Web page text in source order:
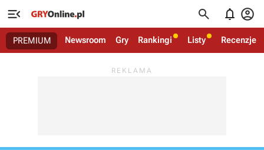
   
PREMIUM Newsroom Gry Rankingi Listy Recenzje